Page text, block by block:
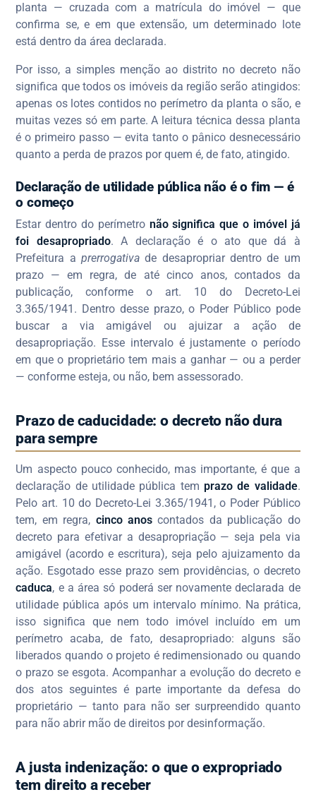
planta — cruzada com a matrícula do imóvel — que
confirma se, e em que extensão, um determinado lote
está dentro da área declarada.
Por isso, a simples menção ao distrito no decreto não
significa que todos os imóveis da região serão atingidos:
apenas os lotes contidos no perímetro da planta o são, e
muitas vezes só em parte. A leitura técnica dessa planta
é o primeiro passo — evita tanto o pânico desnecessário
quanto a perda de prazos por quem é, de fato, atingido.
Declaração de utilidade pública não é o fim — é
o começo
Estar dentro do perímetro não significa que o imóvel já
foi desapropriado. A declaração é o ato que dá à
Prefeitura aprerrogativa de desapropriar dentro de um
prazo — em regra, de até cinco anos, contados da
publicação, conforme o art. 10 do Decreto-Lei
3.365/1941. Dentro desse prazo, o Poder Público pode
buscar a via amigável ou ajuizar a ação de
desapropriação. Esse intervalo é justamente o período
em que o proprietário tem mais a ganhar — ou a perder
— conforme esteja, ou não, bem assessorado.
Prazo de caducidade: o decreto não dura
para sempre
Um aspecto pouco conhecido, mas importante, é que a
declaração de utilidade pública tem prazo de validade.
Pelo art. 10 do Decreto-Lei 3.365/1941, o Poder Público
tem, em regra, cinco anos contados da publicação do
decreto para efetivar a desapropriação — seja pela via
amigável (acordo e escritura), seja pelo ajuizamento da
ação. Esgotado esse prazo sem providências, o decreto
caduca, e a área só poderá ser novamente declarada de
utilidade pública após um intervalo mínimo. Na prática,
isso significa que nem todo imóvel incluído em um
perímetro acaba, de fato, desapropriado: alguns são
liberados quando o projeto é redimensionado ou quando
o prazo se esgota. Acompanhar a evolução do decreto e
dos atos seguintes é parte importante da defesa do
proprietário — tanto para não ser surpreendido quanto
para não abrir mão de direitos por desinformação.
A justa indenização: o que o expropriado
tem direito a receber